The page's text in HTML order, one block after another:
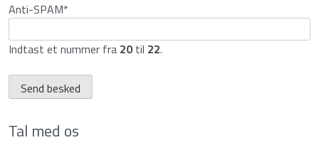
Anti-SPAM*
Indtast et nummer fra 20til 22.
Send besked
Tal med os